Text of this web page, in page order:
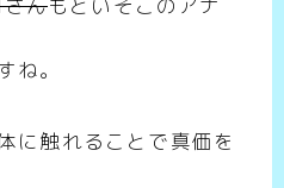
ね。
に触れることで真価を